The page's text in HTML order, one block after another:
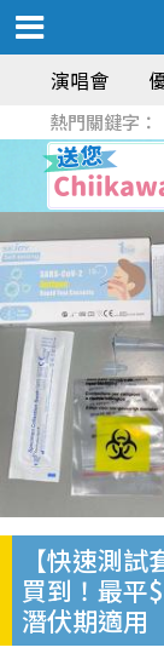
演唱會
熱門關鍵字：
【快速測
買到！最平
潛伏期適用